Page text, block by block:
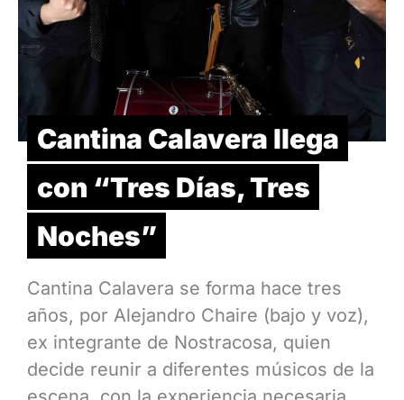
Cantina Calavera llega
con “Tres Días, Tres
Noches”
Cantina Calavera se forma hace tres
años, por Alejandro Chaire (bajo y voz),
ex integrante de Nostracosa, quien
decide reunir a diferentes músicos de la